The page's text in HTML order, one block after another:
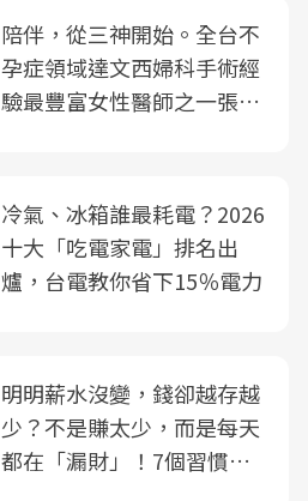
陪伴，從三神開始。全台不
孕症領域達文西婦科手術經
驗最豐富女性醫師之一張永
光田醫院建構360度女性健
康照護生態圈
冷氣、冰箱誰最耗電？2026
十大「吃電家電」排名出
爐，台電教你省下15％電力
明明薪水沒變，錢卻越存越
少？不是賺太少，而是每天
都在「漏財」！7個習慣一